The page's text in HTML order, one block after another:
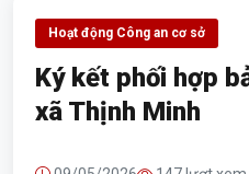
Hoạt động Công an cơ sở
Ký kết phối hợp
xã Thịnh Minh